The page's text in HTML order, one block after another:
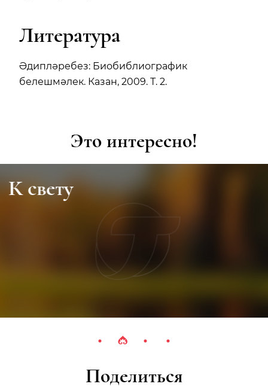
Литература
Әдипләребез: Биобиблиографик
белешмәлек. Казан, 2009. Т. 2.
Это интересно!
К свету
Поделиться